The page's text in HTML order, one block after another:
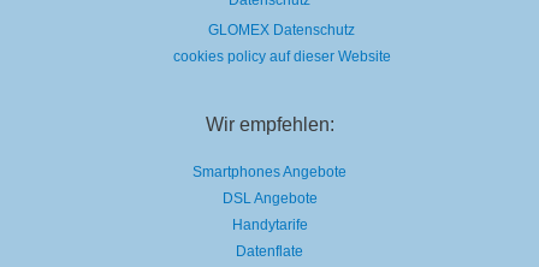
GLOMEX Datenschutz
cookies policy auf dieser Website
Wir empfehlen:
Smartphones Angebote
DSL Angebote
Handytarife
Datenflate